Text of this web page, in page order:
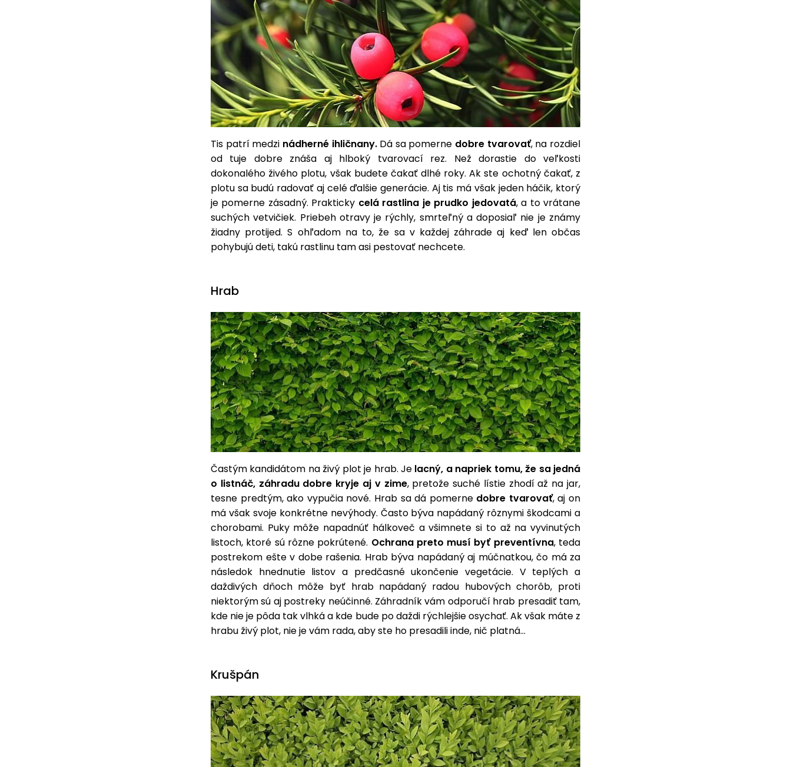
Tis patrí medzi nádherné ihličnany.Dá sa pomerne dobre tvarovať, na rozdiel
od tuje dobre znáša aj hlboký tvarovací rez. Než dorastie do veľkosti
dokonalého živého plotu, však budete čakať dlhé roky. Ak ste ochotný čakať, z
plotu sa budú radovať aj celé ďalšie generácie. Aj tis má však jeden háčik, ktorý
je pomerne zásadný. Prakticky celá rastlina je prudko jedovatá, a to vrátane
suchých vetvičiek. Priebeh otravy je rýchly, smrteľný a doposiaľ nie je známy
žiadny protijed. S ohľadom na to, že sa v každej záhrade aj keď len občas
pohybujú deti, takú rastlinu tam asi pestovať nechcete.
Hrab
Častým kandidátom na živý plot je hrab. Je lacný, a napriek tomu, že sa jedná
o listnáč, záhradu dobre kryje aj v zime, pretože suché lístie zhodí až na jar,
tesne predtým, ako vypučia nové. Hrab sa dá pomerne dobre tvarovať, aj on
má však svoje konkrétne nevýhody. Často býva napádaný rôznymi škodcami a
chorobami. Puky môže napadnúť hálkoveč a všimnete si to až na vyvinutých
listoch, ktoré sú rôzne pokrútené. Ochrana preto musí byť preventívna, teda
postrekom ešte v dobe rašenia. Hrab býva napádaný aj múčnatkou, čo má za
následok hnednutie listov a predčasné ukončenie vegetácie. V teplých a
daždivých dňoch môže byť hrab napádaný radou hubových chorôb, proti
niektorým sú aj postreky neúčinné. Záhradník vám odporučí hrab presadiť tam,
kde nie je pôda tak vlhká a kde bude po daždi rýchlejšie osychať. Ak však máte z
hrabu živý plot, nie je vám rada, aby ste ho presadili inde, nič platná...
Krušpán